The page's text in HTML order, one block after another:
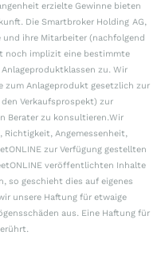
erzielte Gewinne bieten
Die Smartbroker Holding AG,
und ihre Mitarbeiter (nachfolgend
noch implizit eine bestimmte
zu. Wir
zum Anlageprodukt gesetzlich zur
Verkaufsprospekt) zur
Berater zu konsultieren.Wir
Richtigkeit, Angemessenheit,
zur Verfügung gestellten
veröffentlichten Inhalte
so geschieht dies auf eigenes
unsere Haftung für etwaige
aus. Eine Haftung für